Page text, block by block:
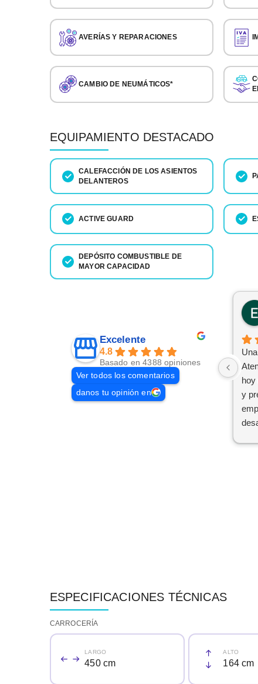
AVERÍAS Y REPARACIONES
CAMBIO DE NEUMÁTICOS*
EQUIPAMIENTO DESTACADO
CALEFACCIÓN DE LOS ASIENTOS
DELANTEROS
ACTIVE GUARD
DEPÓSITO COMBUSTIBLE DE
MAYOR CAPACIDAD
Excelente
4.8
Basado en 4388 opiniones
Ver todos los comentarios
danos tu opinión en
y
ESPECIFICACIONES TÉCNICAS
CARROCERÍA
LARGO
450 cm
ALTO
164 cm